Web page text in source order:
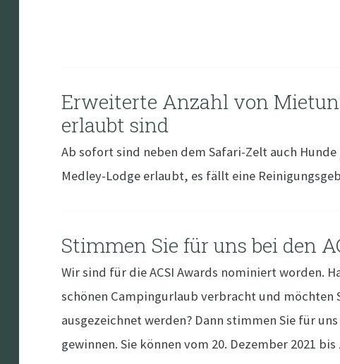
Erweiterte Anzahl von
erlaubt sind
Ab sofort sind neben dem Safari-Zelt auch
Medley-Lodge erlaubt, es fällt eine
Stimmen Sie für uns bei den
Wir sind für die ACSI Awards nominiert worden.
schönen Campingurlaub verbracht und möchten
ausgezeichnet werden? Dann stimmen Sie für
gewinnen. Sie können vom 20. Dezember 2021